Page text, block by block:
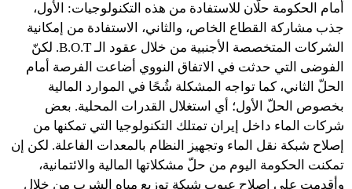
أمام الحكومة حلّان للاستفادة من هذه التكنولوجيات: الأول،
جذب مشاركة القطاع الخاص، والثاني، الاستفادة من إمكانية
الشركات المتخصصة الأجنبية من خلال عقود الـ B.O.T. لكنّ
الفوضى التي حدثت في الاتفاق النووي أضاعت الفرصة أمام
الحلّ الثاني، كما تواجه المشكلة شُحًا في الموارد المالية
بخصوص الحلّ الأول؛ أي استغلال القدرات المحلية. بعض
شركات الماء داخل إيران تمتلك التكنولوجيا التي تمكنها من
إصلاح شبكة نقل الماء وتجهيز النظام بالمعدات الفاعلة. لكن إن
تمكنت الحكومة اليوم من حلّ مشكلاتها المالية والائتمانية،
وأقدمت على إصلاح عيوب شبكة توزيع مياه الشرب من خلال